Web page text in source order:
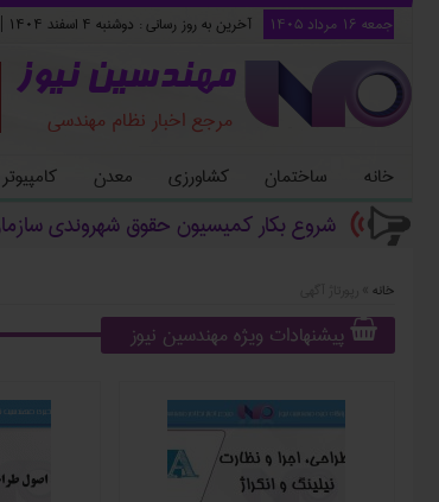
جمعه ۱۶ مرداد ۱۴۰۵ آخرین به روز رسانی : دوشنبه ۴ اسفند ۱۴۰۴ |
مهندسین نیوز
مرجع اخبار نظام مهندسی
خانه ساختمان کشاورزی معدن کامپیوتر
ت_
خانه
پیشنهادات ویژه مهندسین نیوز